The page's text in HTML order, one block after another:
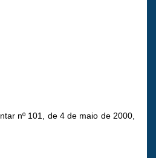
nº 101, de 4 de maio de 2000,